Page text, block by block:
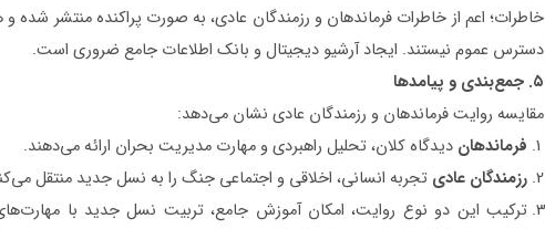
خاطرات؛ اعم از خاطرات فرماندهان و رزمندگان عادی، به صورت پراکنده منتشر شده و
دسترس عموم نیستند. ایجاد آرشیو دیجیتال و بانک اطلاعات جامع ضروری است.
۵. جمع‌بندی و پیامدها
مقایسه روایت فرماندهان و رزمندگان عادی نشان می‌دهد:
فرماندهان دیدگاه کلان، تحلیل راهبردی و مهارت مدیریت بحران ارائه می‌دهند.
رزمندگان عادی تجربه انسانی، اخلاقی و اجتماعی جنگ را به نسل جدید منتقل
ترکیب این دو نوع روایت، امکان آموزش جامع، تربیت نسل جدید با